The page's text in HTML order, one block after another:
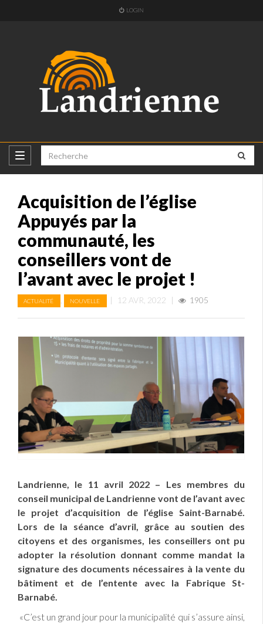
LOGIN
Acquisition de l’église
Appuyés par la
communauté, les
conseillers vont de
l’avant avec le projet !
ACTUALITÉ NOUVELLE | 12 AVR, 2022 | 1905
Landrienne, le 11 avril 2022 – Les membres du
conseil municipal de Landrienne vont de l’avant avec
le projet d’acquisition de l’église Saint-Barnabé.
Lors de la séance d’avril, grâce au soutien des
citoyens et des organismes, les conseillers ont pu
adopter la résolution donnant comme mandat la
signature des documents nécessaires à la vente du
bâtiment et de l’entente avec la Fabrique St-
Barnabé.
«C’est un grand jour pour la municipalité qui s’assure ainsi,